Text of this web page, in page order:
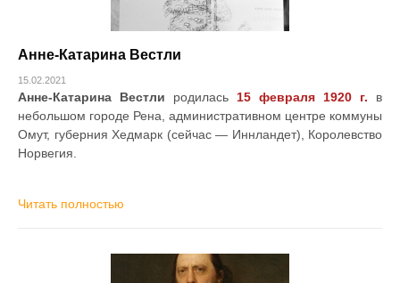
Анне-Катарина Вестли
15.02.2021
Анне-Катарина Вестли родилась 15 февраля 1920 г. в
небольшом городе Рена, административном центре коммуны
Омут, губерния Хедмарк (сейчас — Иннландет), Королевство
Норвегия.
Читать полностью